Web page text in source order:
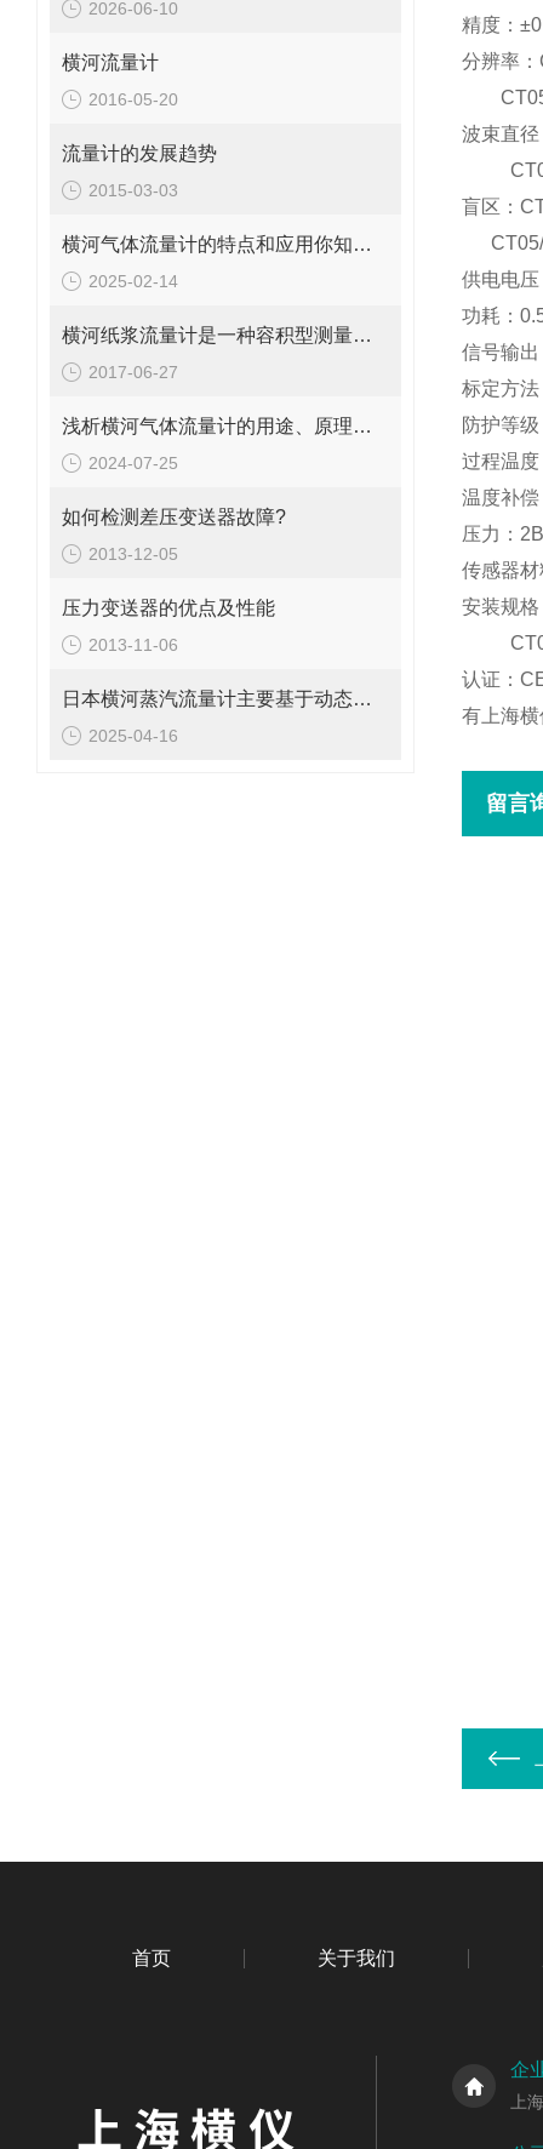
2026-06-10
横河流量计
2016-05-20
流量计的发展趋势
2015-03-03
横河气体流量计的特点和应用你知道吗？
2025-02-14
横河纸浆流量计是一种容积型测量仪表
2017-06-27
浅析横河气体流量计的用途、原理和使用方法
2024-07-25
如何检测差压变送器故障?
2013-12-05
压力变送器的优点及性能
2013-11-06
日本横河蒸汽流量计主要基于动态测量原理进行流量计算
2025-04-16
精度：±
分辨率：
波束直径
盲区：
CT05/
供电电压
功耗：
信号输出
标定方法
防护等
过程温度
温度补
压力：
传感器
安装规
认证：
有上海
留言
首页 关于我们
企
上